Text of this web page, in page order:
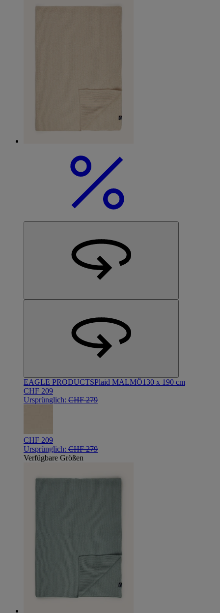
EAGLE PRODUCTSPlaid MALMÖ130 x 190 cm
CHF 209
Ursprünglich: CHF 279
CHF 209
Ursprünglich: CHF 279
Verfügbare Größen